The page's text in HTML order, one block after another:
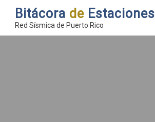
Bitácora de Estaciones
Red Sísmica de Puerto Rico